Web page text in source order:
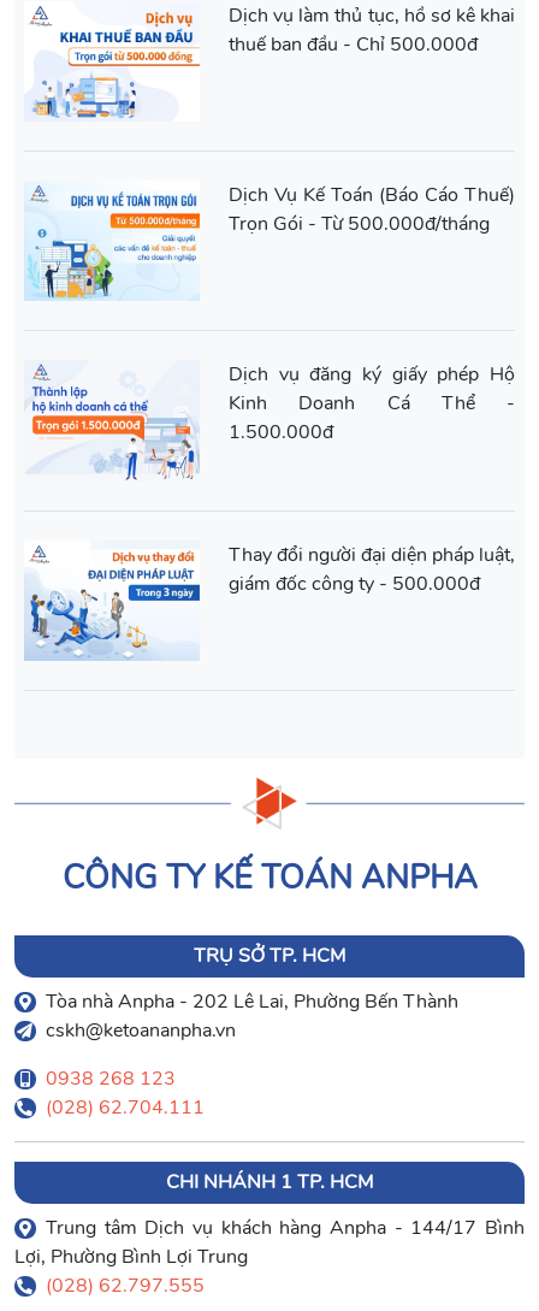
Dịch vụ làm thủ tục, hồ sơ kê khai
thuế ban đầu - Chỉ 500.000đ
Dịch Vụ Kế Toán (Báo Cáo Thuế)
Trọn Gói - Từ 500.000đ/tháng
Dịch vụ đăng ký giấy phép Hộ
Kinh Doanh Cá Thể -
1.500.000đ
Thay đổi người đại diện pháp luật,
giám đốc công ty - 500.000đ
CÔNG TY KẾ TOÁN ANPHA
TRỤ SỞ TP. HCM
Tòa nhà Anpha - 202 Lê Lai, Phường Bến Thành
cskh@ketoananpha.vn
0938 268 123
(028) 62.704.111
CHI NHÁNH 1 TP. HCM
Trung tâm Dịch vụ khách hàng Anpha - 144/17 Bình
Lợi, Phường Bình Lợi Trung
(028) 62.797.555